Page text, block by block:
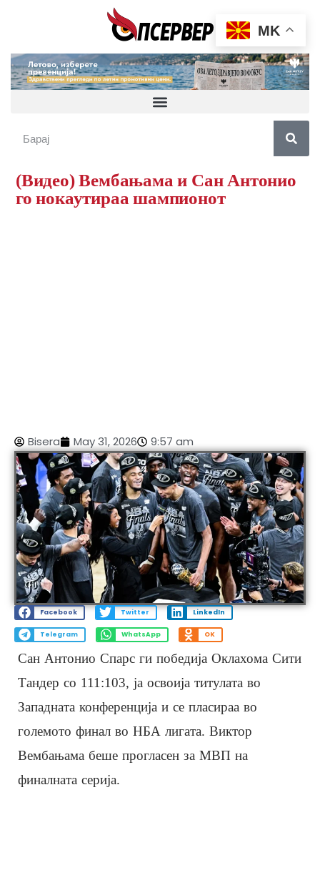
(Видео) Вембањама и Сан Антонио
го нокаутираа шампионот
Bisera May 31, 2026 9:57 am
Facebook Twitter LinkedIn
Telegram WhatsApp OK
Сан Антонио Спарс ги победија Оклахома Сити
Тандер со 111:103, ја освоија титулата во
Западната конференција и се пласираа во
големото финал во НБА лигата. Виктор
Вембањама беше прогласен за МВП на
финалната серија.
MK